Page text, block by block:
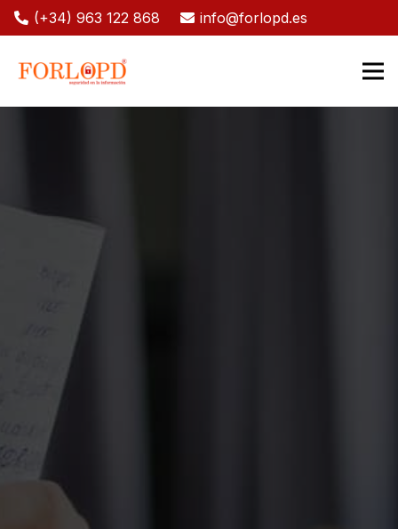
(+34) 963 122 868 info@forlopd.es